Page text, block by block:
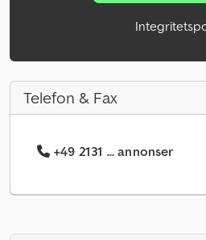
Telefon & Fax
+49 2131 ... annonser